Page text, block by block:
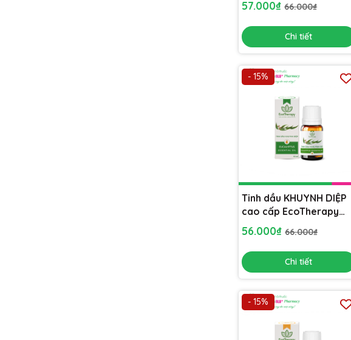
mùi, lọc không khí
57.000₫66.000₫
Chi tiết
- 15%
Tinh dầu KHUYNH DIỆP
cao cấp EcoTherapy
[Lọ 10ml] xông phòng,
khử mùi, lọc không khí
56.000₫66.000₫
Chi tiết
- 15%